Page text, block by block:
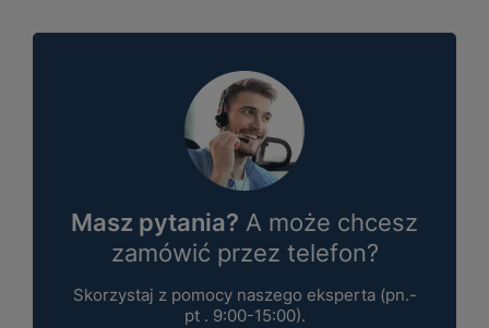
Masz pytania? A może chcesz
zamówić przez telefon?
Skorzystaj z pomocy naszego eksperta (pn.-
pt . 9:00-15:00).